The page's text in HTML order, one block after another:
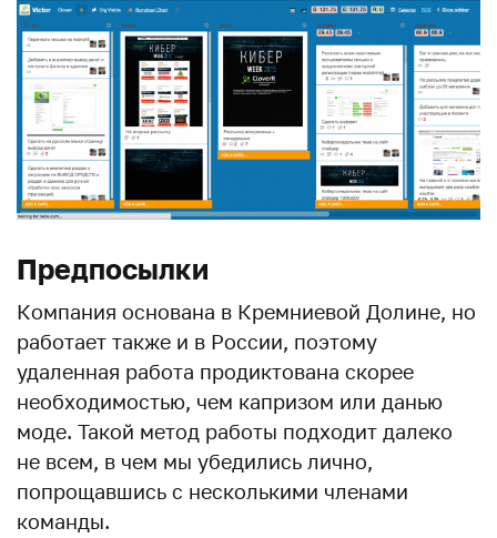
Предпосылки
Компания основана в Кремниевой Долине, но
работает также и в России, поэтому
удаленная работа продиктована скорее
необходимостью, чем капризом или данью
моде. Такой метод работы подходит далеко
не всем, в чем мы убедились лично,
попрощавшись с несколькими членами
команды.